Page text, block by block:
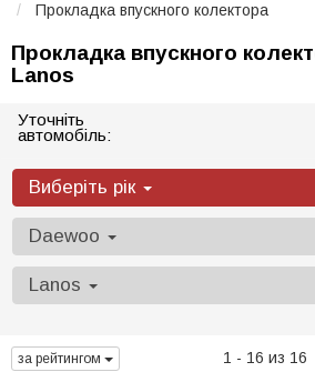
Прокладка впускного колектора
Прокладка впускного
Lanos
Уточніть
автомобіль:
Виберіть рік
Daewoo
Lanos
за рейтингом 1 - 16 из 16